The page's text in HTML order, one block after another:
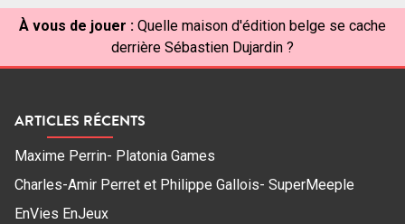
À vous de jouer : Quelle maison d'édition belge se cache
derrière Sébastien Dujardin ?
ARTICLES RÉCENTS
Maxime Perrin- Platonia Games
Charles-Amir Perret et Philippe Gallois- SuperMeeple
EnVies EnJeux